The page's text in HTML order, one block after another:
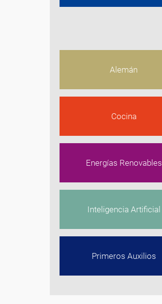
Alemán
Cocina
Energías Renovables
Inteligencia Artificial
Primeros Auxilios